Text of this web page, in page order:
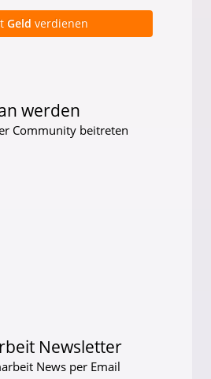
Geld verdienen
werden
Community beitreten
Newsletter
News per Email